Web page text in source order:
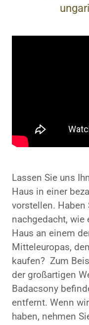
Lassen Sie uns
Haus in einer
vorstellen. Haben
nachgedacht, wie
Haus an einem
Mitteleuropas,
kaufen? Zum
der großartigen
Badacsony
entfernt. Wenn
haben, nehmen